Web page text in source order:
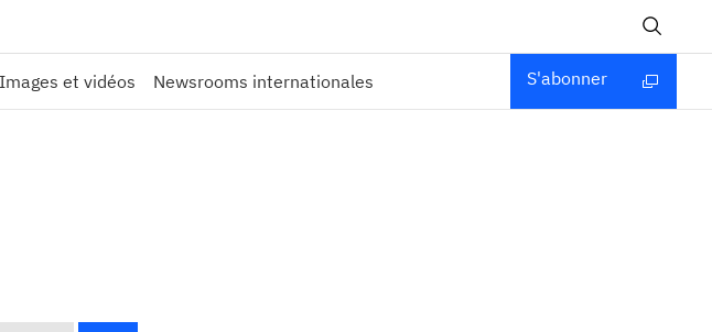
Images et vidéos Newsrooms internationales S'abonner